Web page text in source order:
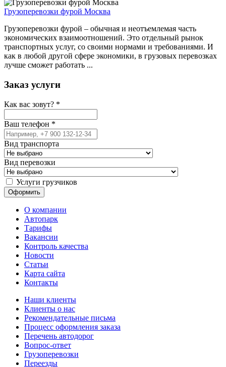
Грузоперевозки фурой Москва
Грузоперевозки фурой – обычная и неотъемлемая часть
экономических взаимоотношений. Это отдельный рынок
транспортных услуг, со своими нормами и требованиями. И
как в любой другой сфере экономики, в грузовых перевозках
лучше сможет работать ...
Заказ услуги
Как вас зовут? *
Ваш телефон *
Вид транспорта
Вид перевозки
Услуги грузчиков
О компании
Автопарк
Тарифы
Вакансии
Контроль качества
Новости
Статьи
Карта сайта
Контакты
Наши клиенты
Клиенты о нас
Рекомендательные письма
Процесс оформления заказа
Перечень автодорог
Вопрос-ответ
Грузоперевозки
Переезды